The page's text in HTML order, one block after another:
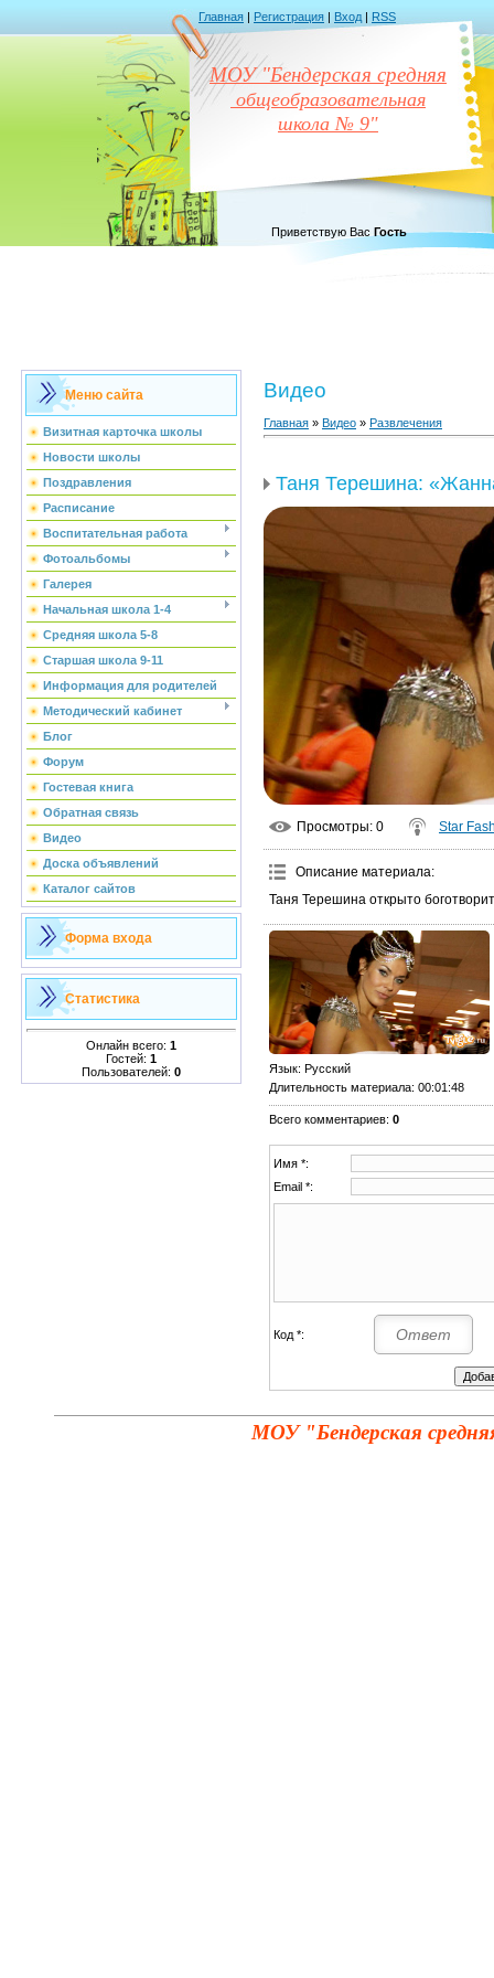
Главная | Регистрация | Вход | RSS
МОУ "Бендерская средняя
общеобразовательная
школа № 9"
Приветствую Вас Гость
Меню сайта
Визитная карточка школы
Новости школы
Поздравления
Расписание
Воспитательная работа
Фотоальбомы
Галерея
Начальная школа 1-4
Средняя школа 5-8
Старшая школа 9-11
Информация для родителей
Методический кабинет
Блог
Форум
Гостевая книга
Обратная связь
Видео
Доска объявлений
Каталог сайтов
Форма входа
Статистика
Онлайн всего: 1
Гостей: 1
Пользователей: 0
Видео
Главная » Видео » Развлечения
Таня Терешина:
Просмотры: 0 Star
Описание материала:
Таня Терешина открыто
Язык: Русский
Длительность материала: 00:01:48
Всего комментариев: 0
Имя *:
Email *:
Код *:
МОУ "Бендерская